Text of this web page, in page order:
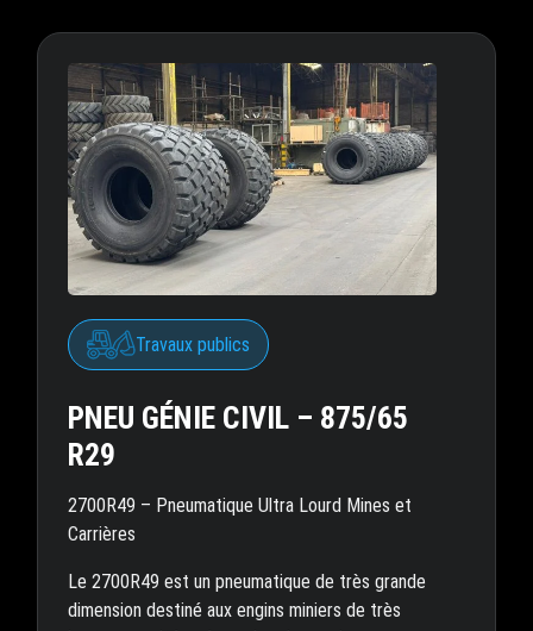
Travaux publics
PNEU GÉNIE CIVIL – 875/65
R29
2700R49 – Pneumatique Ultra Lourd Mines et
Carrières
Le 2700R49 est un pneumatique de très grande
dimension destiné aux engins miniers de très